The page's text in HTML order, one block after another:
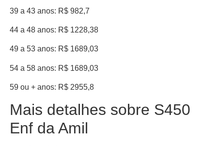
39 a 43 anos: R$ 982,7
44 a 48 anos: R$ 1228,38
49 a 53 anos: R$ 1689,03
54 a 58 anos: R$ 1689,03
59 ou + anos: R$ 2955,8
Mais detalhes sobre S450
Enf da Amil